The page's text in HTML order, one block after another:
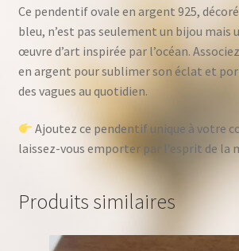
Ce pendentif ovale en argent 925,
bleu, n’est pas seulement un bijou mais
œuvre d’art inspirée par l’océan.
en argent pour sublimer son éclat et
des vagues au quotidien.
Ajoutez ce pendentif unique à votre
laissez-vous emporter par l’esprit de la
Produits similaires